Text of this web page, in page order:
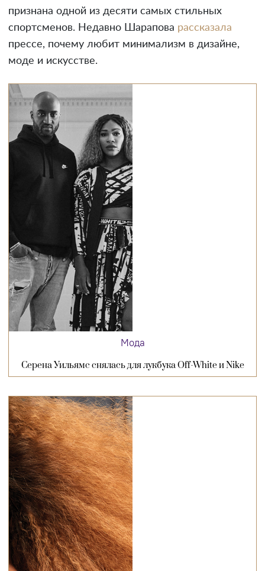
признана одной из десяти самых стильных
спортсменов. Недавно Шарапова рассказала
прессе, почему любит минимализм в дизайне,
моде и искусстве.
Мода
Серена Уильямс снялась для лукбука Off-White и Nike